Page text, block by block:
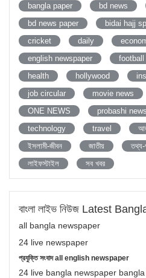
bangla paper
bd news
bd news paper
bidai hajj
cricket
daily
english newspaper
football
health
hollywood
job circular
movie news
ONE NEWS
probashi news
technology
travel
ইসলামী-জীবন
জাতীয় তথ্য-
লাইফস্টাইল
সব খবর
বাংলা লাইভ নিউজ Latest
all bangla newspaper
24 live newspaper
প্রযুক্তি সংবাদ all english newspaper
24 live bangla newspaper